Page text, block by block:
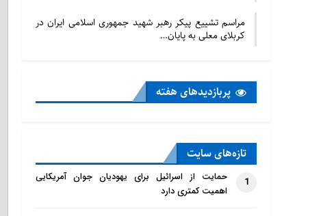
مراسم تشییع پیکر رهبر شهید جمهوری اسلامی ایران در
کربلای معلی به پایان…
پربازدید‌های هفته
تازه‌‌های سایت
1
حمایت از اسرائیل برای یهودیان جوان آمریکایی
اهمیت کمتری دارد